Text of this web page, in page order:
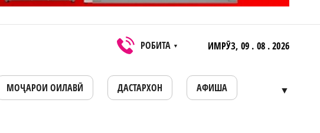
РОБИТА ▼ ИМРӮЗ, 09 . 08 . 2026
МОҶАРОИ ОИЛАВӢ ДАСТАРХОН АФИША ▼